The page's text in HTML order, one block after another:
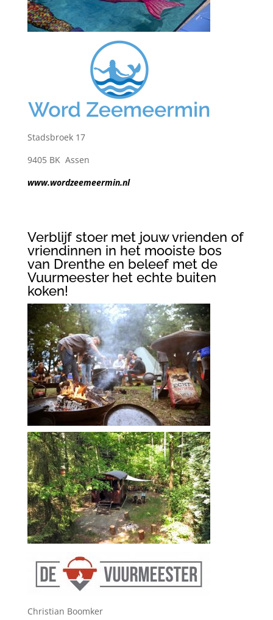
Stadsbroek 17
9405 BK Assen
www.wordzeemeermin.nl
Verblijf stoer met jouw vrienden of
vriendinnen in het mooiste bos
van Drenthe en beleef met de
Vuurmeester het echte buiten
koken!
Christian Boomker